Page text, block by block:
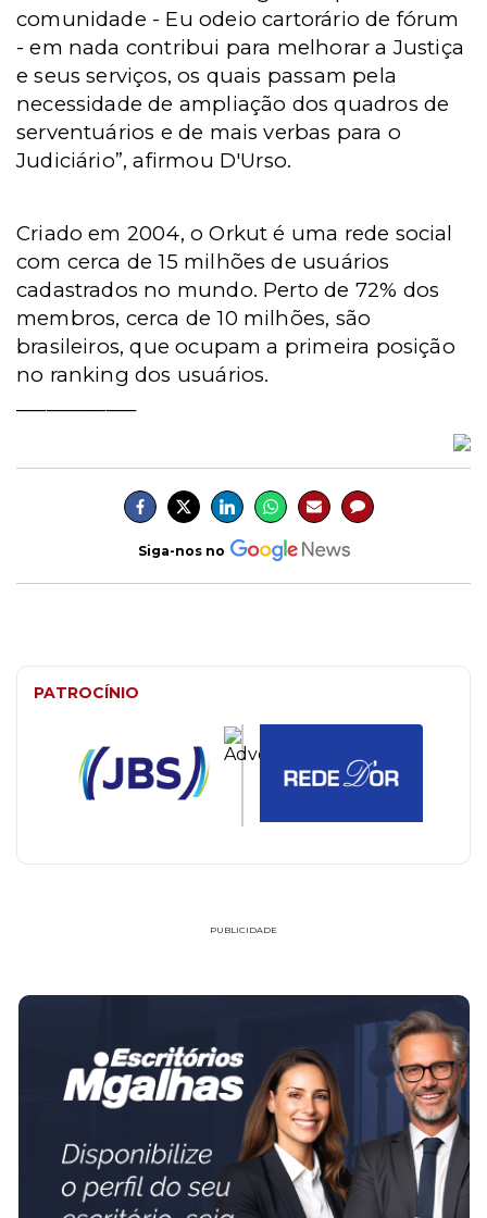
comunidade - Eu odeio cartorário de fórum
- em nada contribui para melhorar a Justiça
e seus serviços, os quais passam pela
necessidade de ampliação dos quadros de
serventuários e de mais verbas para o
Judiciário”, afirmou D'Urso.
Criado em 2004, o Orkut é uma rede social
com cerca de 15 milhões de usuários
cadastrados no mundo. Perto de 72% dos
membros, cerca de 10 milhões, são
brasileiros, que ocupam a primeira posição
no ranking dos usuários.
Siga-nos no
PATROCÍNIO
PUBLICIDADE